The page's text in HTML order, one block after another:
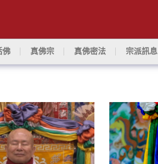
佛 真佛宗 真佛密法 宗派訊息